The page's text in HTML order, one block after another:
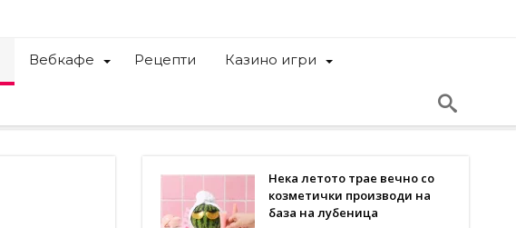
Вебкафе Рецепти Казино игри
Нека летото трае вечно со
козметички производи на
база на лубеница